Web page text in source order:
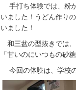
手打ち体験では、粉
いました！うどん作り
いました！
和三盆の型抜きでは
「甘いのにいつもの砂
今回の体験は、学校